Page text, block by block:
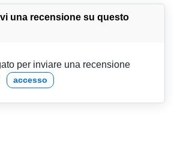
una recensione su questo
per inviare una recensione
accesso